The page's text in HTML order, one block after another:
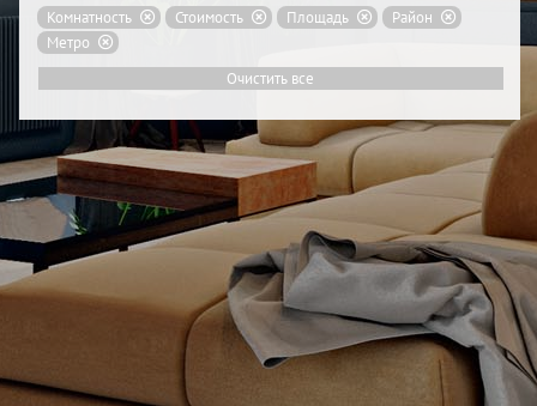
Комнатность
Стоимость Площадь
Район
Метро
Очистить все